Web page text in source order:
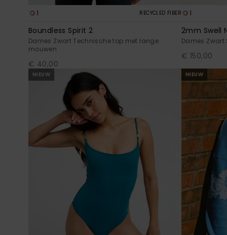
1 RECYCLED FIBER
Boundless Spirit 2
Dames Zwart Technische top met lange
mouwen
€ 40,00
1
2mm Swell
Dames
€ 150,00
NIEUW NIEUW